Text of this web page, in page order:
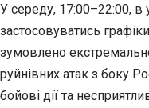
У середу, 17:00–22:00, в
застосовуватись
зумовлено
руйнівних атак з боку
бойові дії та